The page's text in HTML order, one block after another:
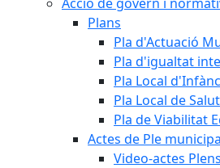
Plans
Pla d'Actuació
Pla d'igualtat
Pla Local
Pla Local de Salut
Pla de Viabilitat
Actes de Ple
Video-actes Plens